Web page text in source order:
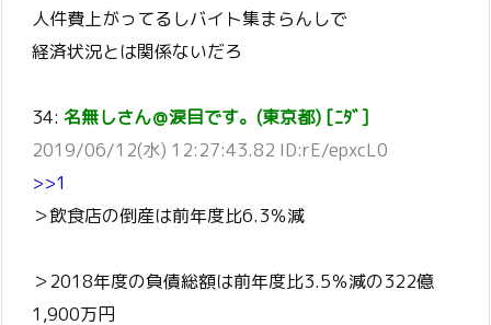
人件費上がってるしバイト集まらんしで
経済状況とは関係ないだろ
34: 名無しさん＠涙目です。(東京都) [ﾆﾀﾞ]
2019/06/12(水) 12:27:43.82 ID:rE/epxcL0
>>1
＞飲食店の倒産は前年度比6.3％減
＞2018年度の負債総額は前年度比3.5％減の322億
1,900万円